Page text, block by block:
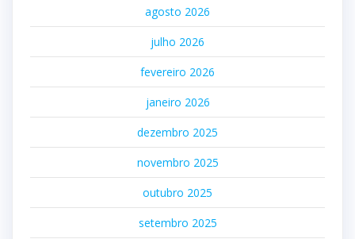
agosto 2026
julho 2026
fevereiro 2026
janeiro 2026
dezembro 2025
novembro 2025
outubro 2025
setembro 2025